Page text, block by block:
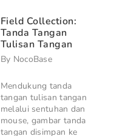
Field Collection:
Tanda Tangan
Tulisan Tangan
By NocoBase
Mendukung tanda
tangan tulisan tangan
melalui sentuhan dan
mouse, gambar tanda
tangan disimpan ke